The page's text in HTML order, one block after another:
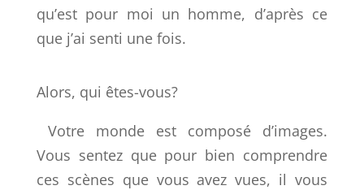
qu’est pour moi un homme, d’après ce
que j’ai senti une fois.
Alors, qui êtes-vous?
Votre monde est composé d’images.
Vous sentez que pour bien comprendre
ces scènes que vous avez vues, il vous